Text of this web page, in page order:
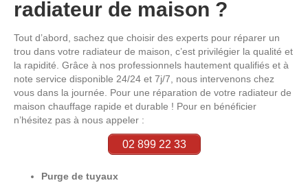
radiateur de maison ?
Tout d’abord, sachez que choisir des experts pour réparer un
trou dans votre radiateur de maison, c’est privilégier la qualité et
la rapidité. Grâce à nos professionnels hautement qualifiés et à
note service disponible 24/24 et 7j/7, nous intervenons chez
vous dans la journée. Pour une réparation de votre radiateur de
maison chauffage rapide et durable ! Pour en bénéficier
n’hésitez pas à nous appeler :
02 899 22 33
Purge de tuyaux